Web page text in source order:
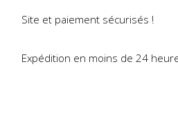
Site et paiement sécurisés !
Expédition en moins de 24